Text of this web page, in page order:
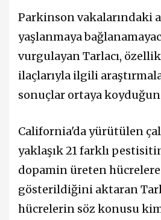
Parkinson vakalarındaki
yaşlanmaya
vurgulayan Tarlacı,
ilaçlarıyla ilgili
sonuçlar ortaya
California'da yürütülen
yaklaşık 21 farklı
dopamin üreten
gösterildiğini aktaran
hücrelerin söz konusu